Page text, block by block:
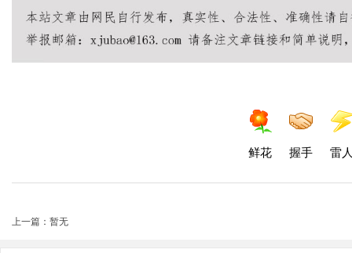
鲜花 握手 雷
上一篇：暂无